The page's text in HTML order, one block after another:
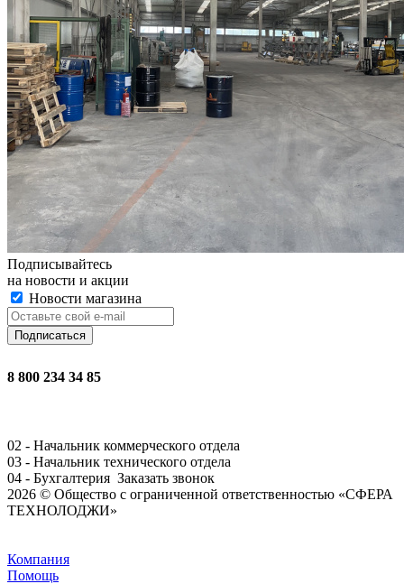
Подписывайтесь
на новости и акции
Новости магазина
8 800 234 34 85
02 - Начальник коммерческого отдела
03 - Начальник технического отдела
04 - Бухгалтерия Заказать звонок
2026 © Общество с ограниченной ответственностью «СФЕРА
ТЕХНОЛОДЖИ»
Компания
Помощь